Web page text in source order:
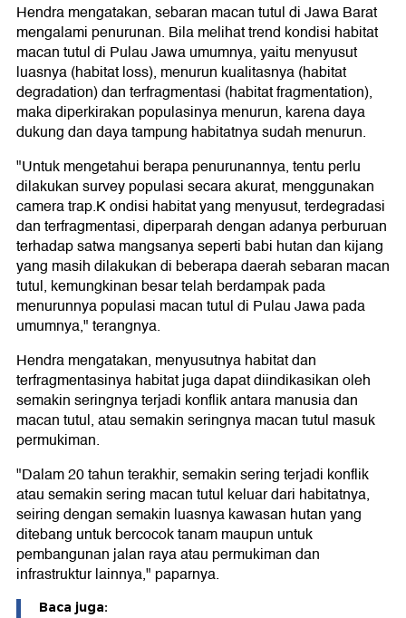
Hendra mengatakan, sebaran macan tutul di Jawa Barat
mengalami penurunan. Bila melihat trend kondisi habitat
macan tutul di Pulau Jawa umumnya, yaitu menyusut
luasnya (habitat loss), menurun kualitasnya (habitat
degradation) dan terfragmentasi (habitat fragmentation),
maka diperkirakan populasinya menurun, karena daya
dukung dan daya tampung habitatnya sudah menurun.
"Untuk mengetahui berapa penurunannya, tentu perlu
dilakukan survey populasi secara akurat, menggunakan
camera trap.K ondisi habitat yang menyusut, terdegradasi
dan terfragmentasi, diperparah dengan adanya perburuan
terhadap satwa mangsanya seperti babi hutan dan kijang
yang masih dilakukan di beberapa daerah sebaran macan
tutul, kemungkinan besar telah berdampak pada
menurunnya populasi macan tutul di Pulau Jawa pada
umumnya," terangnya.
Hendra mengatakan, menyusutnya habitat dan
terfragmentasinya habitat juga dapat diindikasikan oleh
semakin seringnya terjadi konflik antara manusia dan
macan tutul, atau semakin seringnya macan tutul masuk
permukiman.
"Dalam 20 tahun terakhir, semakin sering terjadi konflik
atau semakin sering macan tutul keluar dari habitatnya,
seiring dengan semakin luasnya kawasan hutan yang
ditebang untuk bercocok tanam maupun untuk
pembangunan jalan raya atau permukiman dan
infrastruktur lainnya," paparnya.
Baca juga: